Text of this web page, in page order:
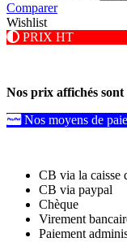
Comparer
Wishlist
PRIX HT
Nos prix affichés sont
Nos moyens de
CB via la caisse
CB via paypal
Chèque
Virement
Paiement